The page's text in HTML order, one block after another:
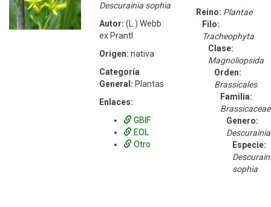
Descurainia sophia
Autor: (L.) Webb
ex Prantl
Origen: nativa
Categoría
General: Plantas
Enlaces:
GBIF
EOL
Otro
Reino: Plantae
Filo:
Tracheophyta
Clase:
Magnoliopsida
Orden:
Brassicales
Familia:
Brassicaceae
Genero:
Descurainia
Especie:
sophia